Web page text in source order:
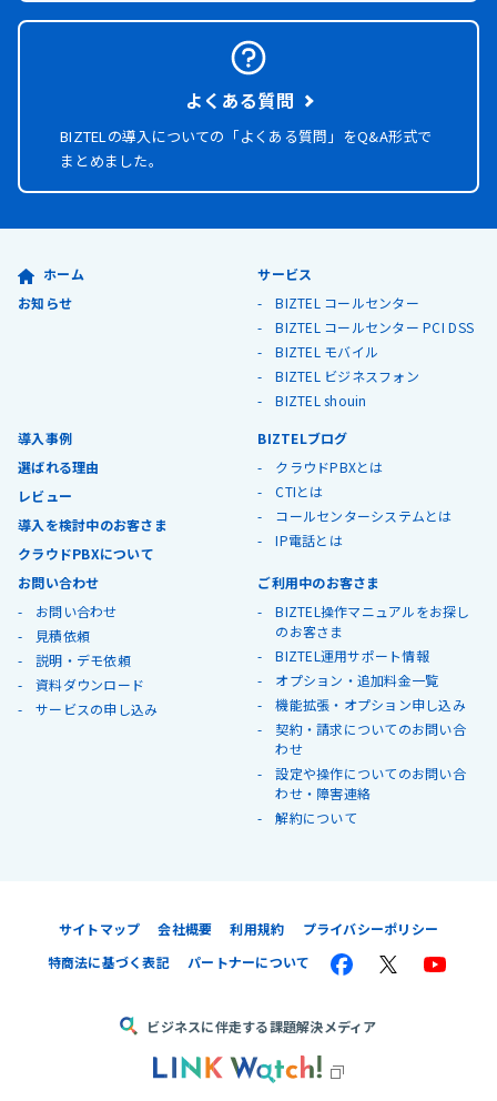
よくある質問
BIZTELの導入についての「よくある質問」をQ&A形式で
まとめました。
ホーム
お知らせ
サービス
BIZTEL コールセンター
BIZTEL コールセンター PCI DSS
BIZTEL モバイル
BIZTEL ビジネスフォン
BIZTEL shouin
導入事例
選ばれる理由
レビュー
導入を検討中のお客さま
クラウドPBXについて
BIZTELブログ
クラウドPBXとは
CTIとは
コールセンターシステムとは
IP電話とは
お問い合わせ
お問い合わせ
見積依頼
説明・デモ依頼
資料ダウンロード
サービスの申し込み
ご利用中のお客さま
BIZTEL操作マニュアルをお探し
のお客さま
BIZTEL運用サポート情報
オプション・追加料金一覧
機能拡張・オプション申し込み
契約・請求についてのお問い合
わせ
設定や操作についてのお問い合
わせ・障害連絡
解約について
サイトマップ 会社概要 利用規約
プライバシーポリシー
特商法に基づく表記
パートナーについて
ビジネスに伴走する課題解決メディア